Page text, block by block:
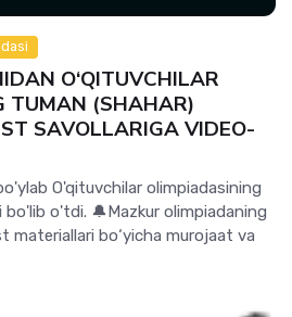
O‘QITUVCHILAR
TUMAN (SHAHAR)
SAVOLLARIGA VIDEO-
O'qituvchilar olimpiadasining
o'tdi. 🔔Mazkur olimpiadaning
bo‘yicha murojaat va